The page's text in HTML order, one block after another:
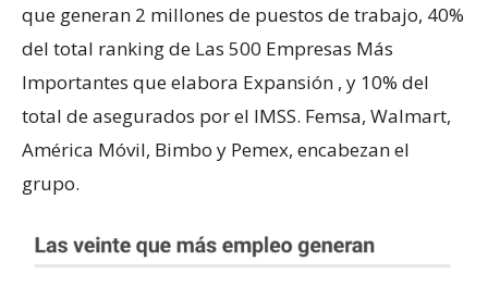
que generan 2 millones de puestos de trabajo, 40%
del total ranking de Las 500 Empresas Más
Importantes que elabora Expansión , y 10% del
total de asegurados por el IMSS. Femsa, Walmart,
América Móvil, Bimbo y Pemex, encabezan el
grupo.